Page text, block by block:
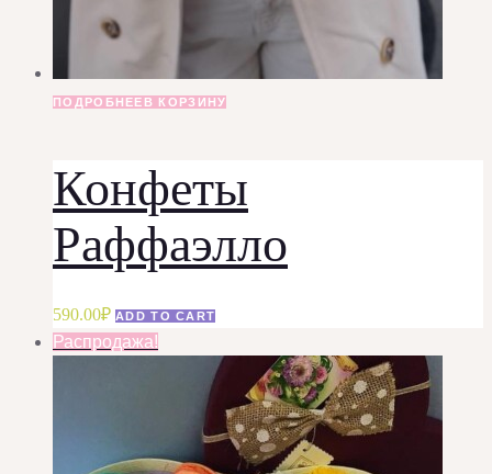
ПОДРОБНЕЕ В КОРЗИНУ
Конфеты
Раффаэлло
590.00₽ ADD TO CART
Распродажа!